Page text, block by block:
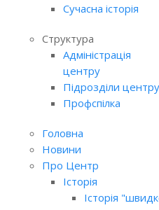
Сучасна історія
Структура
Адміністрація
центру
Підрозділи центру
Профспілка
Головна
Новини
Про Центр
Історія
Історія